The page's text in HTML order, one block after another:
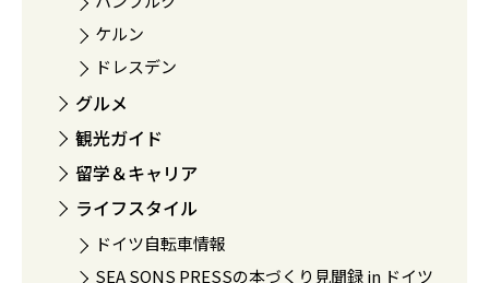
ケルン
ドレスデン
グルメ
観光ガイド
留学＆キャリア
ライフスタイル
ドイツ自転車情報
SEA SONS PRESSの本づくり見聞録 in ドイツ